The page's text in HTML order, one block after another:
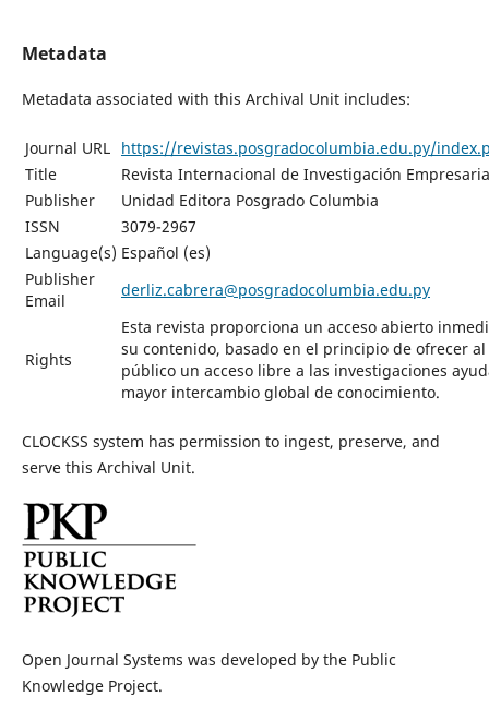
Metadata
Metadata associated with this Archival Unit includes:
Journal URL https://revistas.posgradocolumbia.edu.py/
Title
Revista Internacional de Investigación
Publisher
Unidad Editora Posgrado Columbia
ISSN
3079-2967
Language(s) Español (es)
Publisher
Email
derliz.cabrera@posgradocolumbia.edu.py
Rights
Esta revista proporciona un acceso abierto
su contenido, basado en el principio de ofrecer al
público un acceso libre a las investigaciones
mayor intercambio global de conocimiento.
CLOCKSS system has permission to ingest, preserve, and
serve this Archival Unit.
Open Journal Systems was developed by the Public
Knowledge Project.